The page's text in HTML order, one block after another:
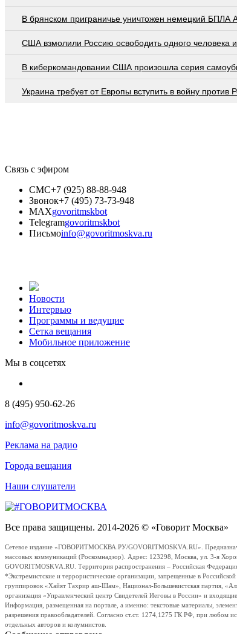
В брянском приграничье уничтожен немецкий БПЛА
США взмолили Россию освободить одного человека
В киберкомандовании США произошла серия
Украина требует от Европы вступить в войну против
Связь с эфиром
СМС+7 (925) 88-88-948
Звонок+7 (495) 73-73-948
MAXgovoritmskbot
Telegramgovoritmskbot
Письмоinfo@govoritmoskva.ru
Новости
Интервью
Программы и ведущие
Сетка вещания
Мобильное приложение
Мы в соцсетях
8 (495) 950-62-26
info@govoritmoskva.ru
Реклама на радио
Города вещания
Наши слушатели
Все права защищены. 2014-2026 © «Говорит Москва»
Сетевое издание «ГОВОРИТМОСКВА.РУ/GOVORITMOSKVA.RU».
массовых коммуникаций (Роскомнадзор). Адрес: 123298, Москва, ул. 3-я
GOVORITMOSKVA.RU. Территория распространения – Российская
*Экстремистские и террористические организации, запрещенные в
группировок «Хайят Тахрир аш-Шам», Национал-Большевистская партия,
организация «Управленческий центр Свидетелей Иеговы в России» и
Информация, размещенная на портале, а именно: текстовые материалы,
разрешения правообладателей. Согласно ст.ст. 1274,1275 ГК РФ, при любом
отдельных авторов и колумнистов.